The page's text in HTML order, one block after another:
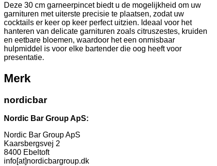
Deze 30 cm garneerpincet biedt u de mogelijkheid om uw
garnituren met uiterste precisie te plaatsen, zodat uw
cocktails er keer op keer perfect uitzien. Ideaal voor het
hanteren van delicate garnituren zoals citruszestes, kruiden
en eetbare bloemen, waardoor het een onmisbaar
hulpmiddel is voor elke bartender die oog heeft voor
presentatie.
Merk
nordicbar
Nordic Bar Group ApS:
Nordic Bar Group ApS
Kaarsbergsvej 2
8400 Ebeltoft
info[at]nordicbargroup.dk